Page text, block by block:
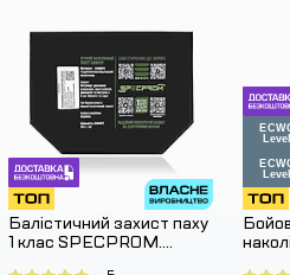
Балістичний захист паху
1 клас SPECPROM.